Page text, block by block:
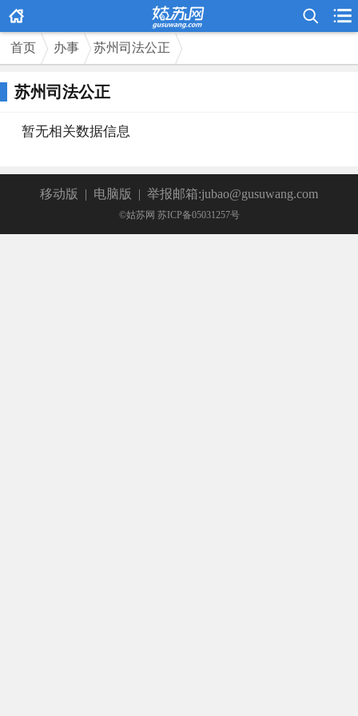
  
首页 办事 苏州司法公正
苏州司法公正
暂无相关数据信息
移动版 | 电脑版 | 举报邮箱:jubao@gusuwang.com
©姑苏网 苏ICP备05031257号